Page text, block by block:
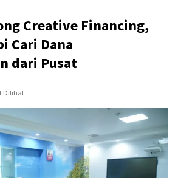
Creative Financing,
Cari Dana
dari Pusat
Dilihat